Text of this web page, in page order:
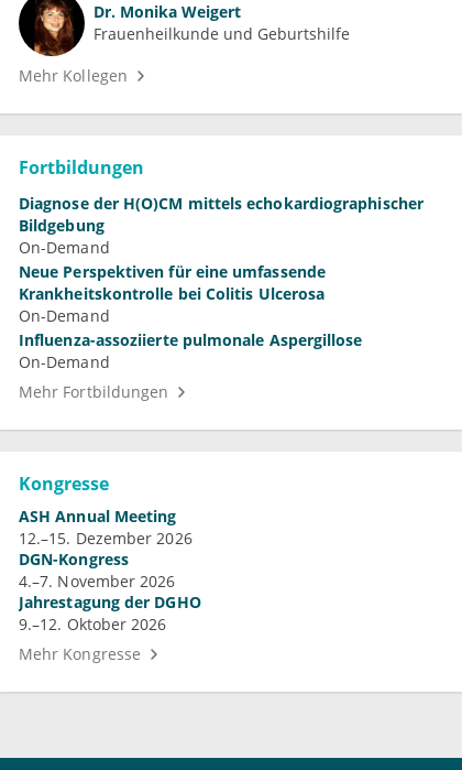
Dr. Monika Weigert
Frauenheilkunde und Geburtshilfe
Mehr Kollegen
Fortbildungen
Diagnose der H(O)CM mittels echokardiographischer
Bildgebung
On-Demand
Neue Perspektiven für eine umfassende
Krankheitskontrolle bei Colitis Ulcerosa
On-Demand
Influenza-assoziierte pulmonale Aspergillose
On-Demand
Mehr Fortbildungen
Kongresse
ASH Annual Meeting
12.–15. Dezember 2026
DGN-Kongress
4.–7. November 2026
Jahrestagung der DGHO
9.–12. Oktober 2026
Mehr Kongresse